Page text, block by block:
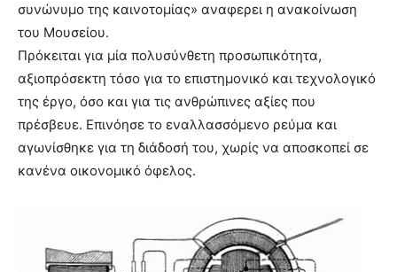
συνώνυμο της καινοτομίας» αναφερει η ανακοίνωση
του Μουσείου.
Πρόκειται για μία πολυσύνθετη προσωπικότητα,
αξιοπρόσεκτη τόσο για το επιστημονικό και τεχνολογικό
της έργο, όσο και για τις ανθρώπινες αξίες που
πρέσβευε. Επινόησε το εναλλασσόμενο ρεύμα και
αγωνίσθηκε για τη διάδοσή του, χωρίς να αποσκοπεί σε
κανένα οικονομικό όφελος.